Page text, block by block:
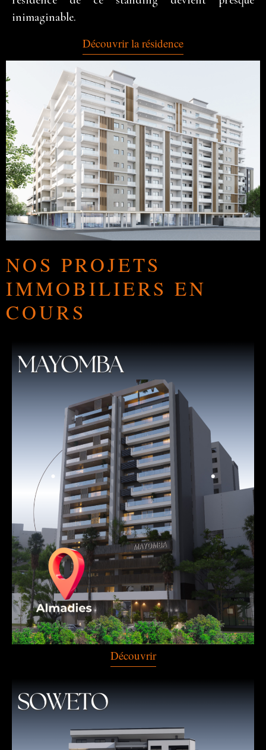
inimaginable.
Découvrir la résidence
NOS PROJETS
IMMOBILIERS EN
COURS
Découvrir